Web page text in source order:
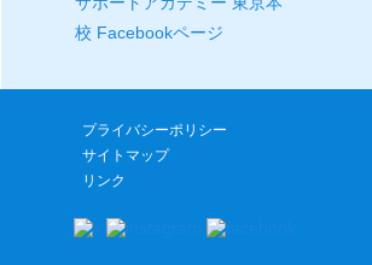
プライバシーポリシー
サイトマップ
リンク